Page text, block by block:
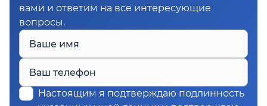
вами и ответим на все интересующие
вопросы.
Ваше имя
Ваш телефон
Настоящим я подтверждаю подлинность